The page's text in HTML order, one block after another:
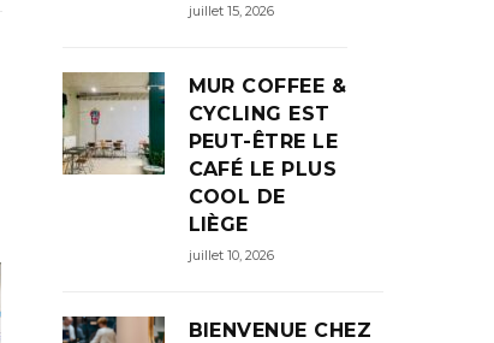
juillet 15, 2026
MUR COFFEE &
CYCLING EST
PEUT-ÊTRE LE
CAFÉ LE PLUS
COOL DE
LIÈGE
juillet 10, 2026
BIENVENUE CHEZ